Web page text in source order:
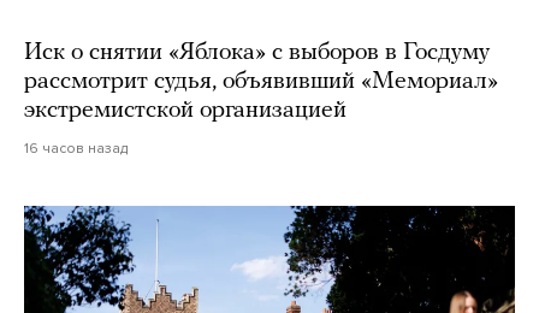
Иск о снятии «Яблока» с выборов в Госдуму
рассмотрит судья, объявивший «Мемориал»
экстремистской организацией
16 часов назад